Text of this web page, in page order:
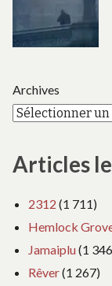
Archives
Articles
2312 (1 711)
Hemlock
Jamaiplu(1
Rêver(1 267)